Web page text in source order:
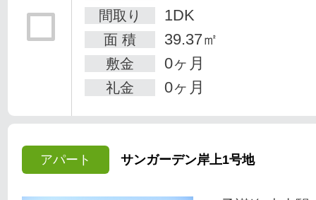
間取り
1DK
面 積 39.37㎡
敷金 0ヶ月
礼金 0ヶ月
アパート サンガーデン岸上1号地